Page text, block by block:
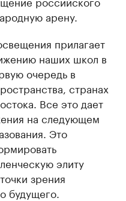
арену.
прилагает
наших школ в
очередь в
странах
Все это дает
на следующем
Это
элиту
зрения
будущего.